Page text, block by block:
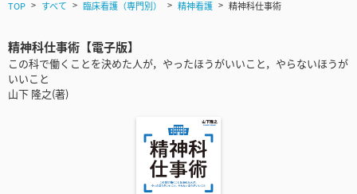
TOP すべて 臨床看護（専門別） 精神看護 精神科仕事術
精神科仕事術【電子版】
この科で働くことを決めた人が，やったほうがいいこと，やらないほうが
いいこと
山下 隆之(著)